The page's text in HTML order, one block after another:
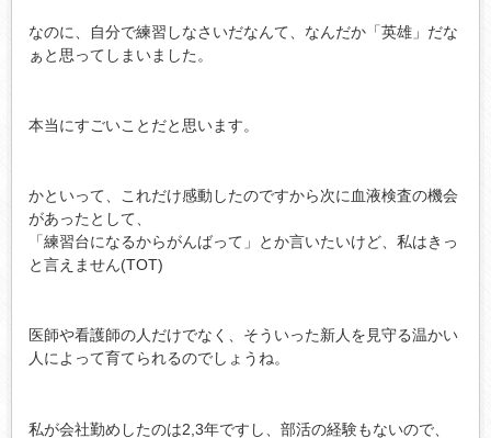
なのに、自分で練習しなさいだなんて、なんだか「英雄」だな
ぁと思ってしまいました。
本当にすごいことだと思います。
かといって、これだけ感動したのですから次に血液検査の機会
があったとして、
「練習台になるからがんばって」とか言いたいけど、私はきっ
と言えません(TOT)
医師や看護師の人だけでなく、そういった新人を見守る温かい
人によって育てられるのでしょうね。
私が会社勤めしたのは2,3年ですし、部活の経験もないので、